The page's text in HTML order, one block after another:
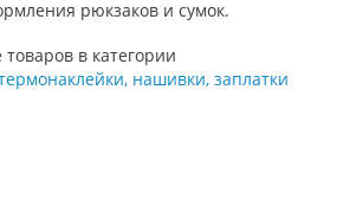
рюкзаков и сумок.
в категории
нашивки, заплатки